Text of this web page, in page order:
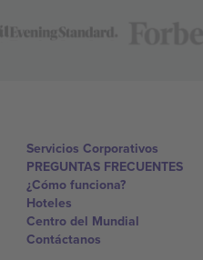
Servicios Corporativos
PREGUNTAS FRECUENTES
¿Cómo funciona?
Hoteles
Centro del Mundial
Contáctanos